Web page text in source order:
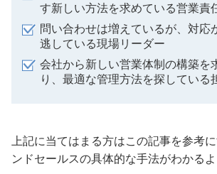
す新しい方法を求めている営業責
問い合わせは増えているが、対応
逃している現場リーダー
会社から新しい営業体制の構築を
り、最適な管理方法を探している
上記に当てはまる方はこの記事を参考
ンドセールスの具体的な手法がわかるよ